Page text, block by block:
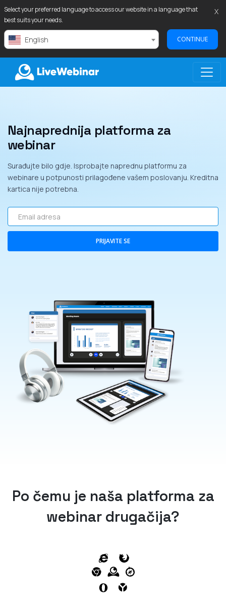
Select your preferred language to access our website in a language that
best suits your needs.
English CONTINUE
X
Najnaprednija platforma za
webinar
Surađujte bilo gdje. Isprobajte naprednu platformu za
webinare u potpunosti prilagođene vašem poslovanju. Kreditna
kartica nije potrebna.
Email adresa
PRIJAVITE SE
Po čemu je naša platforma za
webinar drugačija?